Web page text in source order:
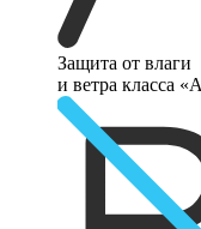
Защита от влаги
и ветра класса